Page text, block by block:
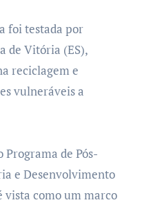
foi testada por
de Vitória (ES),
reciclagem e
vulneráveis a
Programa de Pós-
e Desenvolvimento
vista como um marco